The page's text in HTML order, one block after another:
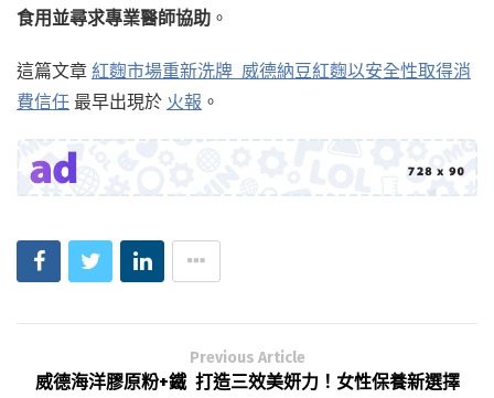
食用並尋求專業醫師協助 。
這篇文章 紅麴市場重新洗牌 威德納豆紅麴以安全性取得消
費信任 最早出現於 火報 。
Previous Article
威德海洋膠原粉+鐵 打造三效美妍力！女性保養新選擇